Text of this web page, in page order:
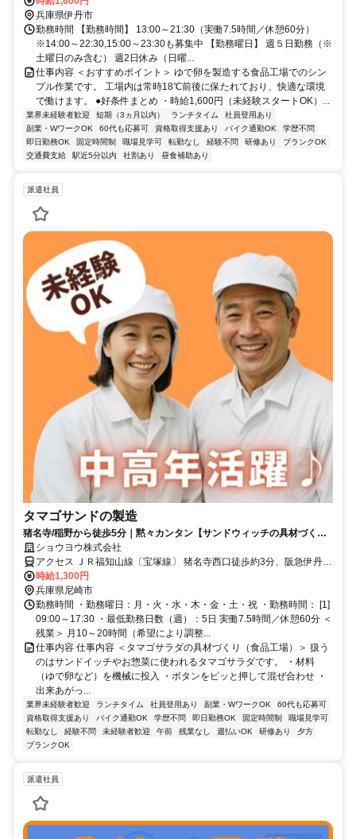
▼JR福知山線（宝塚線）「猪名寺」駅から徒歩5分 ▼阪急伊丹線「稲
野」駅から徒歩6分
兵庫県伊丹市
勤務時間 【勤務時間】 13:00～21:30（実働7.5時間／休憩60分）
※14:00～22:30,15:00～23:30も募集中 【勤務曜日】 週５日勤務（※
土曜日のみ含む） 週2日休み（日曜...
仕事内容 ＜おすすめポイント＞ ゆで卵を製造する食品工場でのシン
プル作業です。 工場内は常時18℃前後に保たれており、快適な環境
で働けます。 ●好条件まとめ ・時給1,600円（未経験スタートOK）...
業界未経験者歓迎 短期（3ヵ月以内） ランチタイム
社員登用あり
副業・WワークOK
60代も応募可 資格取得支援あり バイク通勤OK
学歴不問
即日勤務OK
固定時間制 職場見学可 転勤なし 経験不問 研修あり
ブランクOK
交通費支給
駅近5分以内 社割あり 昼食補助あり
派遣社員
タマゴサンドの製造
猪名寺/稲野から徒歩5分｜黙々カンタン【サンドウィッチの具材づく
り】40～50代活躍／作業服は工場が洗濯＆格安食堂あり
ショウヨウ株式会社
アクセス ＪＲ福知山線〔宝塚線〕 猪名寺西口徒歩約3分、阪急伊丹線
稲野東改札口徒歩約5分、阪急伊丹線 新伊丹東改札口徒歩約17分
▼JR福知山線（宝塚線）「猪名寺」駅から徒歩5分 ▼阪急伊丹線「稲
野」駅から徒歩6分
時給1,300円
兵庫県尼崎市
勤務時間 ・勤務曜日：月・火・水・木・金・土・祝 ・勤務時間： [1]
09:00～17:30 ・最低勤務日数（週）：5日 実働7.5時間／休憩60分 ＜
残業＞ 月10～20時間（希望により調整...
仕事内容 仕事内容 ＜タマゴサラダの具材づくり（食品工場）＞ 扱う
のはサンドイッチやお惣菜に使われるタマゴサラダです。 ・材料
（ゆで卵など）を機械に投入 ・ボタンをピッと押して混ぜ合わせ ・
出来あがっ...
業界未経験者歓迎 ランチタイム 社員登用あり 副業・WワークOK
60代も応募可
資格取得支援あり
バイク通勤OK 学歴不問 即日勤務OK 固定時間制
職場見学可
転勤なし
経験不問 未経験者歓迎 午前 残業なし 週払いOK 研修あり
夕方
ブランクOK
派遣社員